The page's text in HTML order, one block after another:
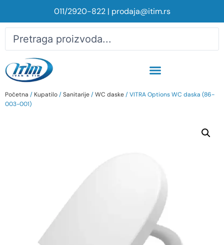
011/2920-822| prodaja@itim.rs
Početna / Kupatilo/Sanitarije/WC daske/ VITRA Options WC daska (86-
003-001)